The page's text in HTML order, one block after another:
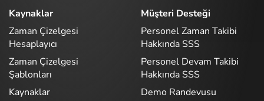
Kaynaklar
Zaman Çizelgesi
Hesaplayıcı
Zaman Çizelgesi
Şablonları
Kaynaklar
Müşteri Desteği
Personel Zaman Takibi
Hakkında SSS
Personel Devam Takibi
Hakkında SSS
Demo Randevusu